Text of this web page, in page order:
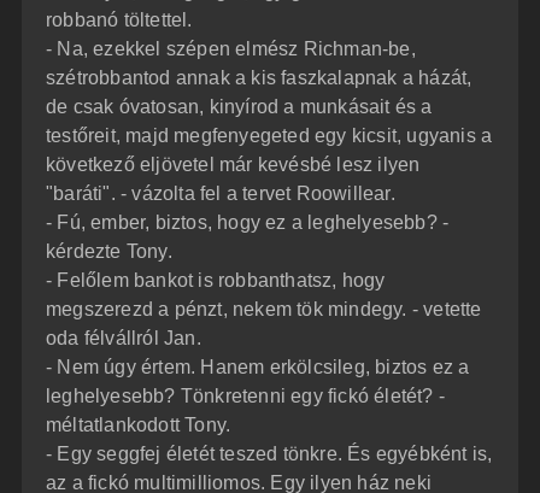
robbanó töltettel.
- Na, ezekkel szépen elmész Richman-be,
szétrobbantod annak a kis faszkalapnak a házát,
de csak óvatosan, kinyírod a munkásait és a
testőreit, majd megfenyegeted egy kicsit, ugyanis a
következő eljövetel már kevésbé lesz ilyen
"baráti". - vázolta fel a tervet Roowillear.
- Fú, ember, biztos, hogy ez a leghelyesebb? -
kérdezte Tony.
- Felőlem bankot is robbanthatsz, hogy
megszerezd a pénzt, nekem tök mindegy. - vetette
oda félvállról Jan.
- Nem úgy értem. Hanem erkölcsileg, biztos ez a
leghelyesebb? Tönkretenni egy fickó életét? -
méltatlankodott Tony.
- Egy seggfej életét teszed tönkre. És egyébként is,
az a fickó multimilliomos. Egy ilyen ház neki